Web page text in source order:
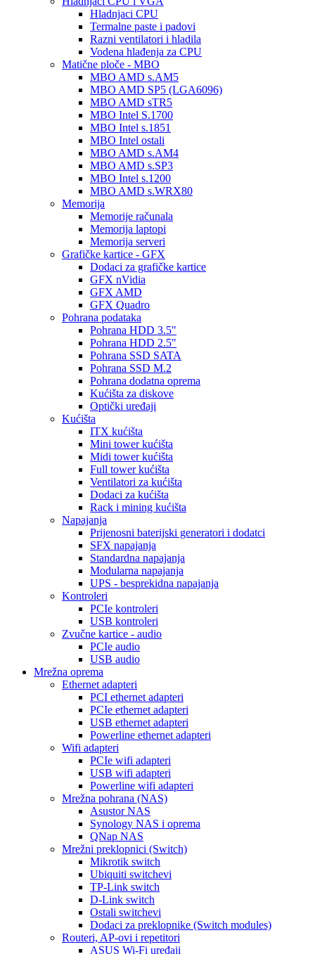
Hladnjaci CPU
Termalne paste i padovi
Razni ventilatori i hladila
Vodena hlađenja za CPU
Matične ploče - MBO
MBO AMD s.AM5
MBO AMD SP5 (LGA6096)
MBO AMD sTR5
MBO Intel S.1700
MBO Intel s.1851
MBO Intel ostali
MBO AMD s.AM4
MBO AMD s.SP3
MBO Intel s.1200
MBO AMD s.WRX80
Memorija
Memorije računala
Memorija laptopi
Memorija serveri
Grafičke kartice - GFX
Dodaci za grafičke kartice
GFX nVidia
GFX AMD
GFX Quadro
Pohrana podataka
Pohrana HDD 3.5"
Pohrana HDD 2.5"
Pohrana SSD SATA
Pohrana SSD M.2
Pohrana dodatna oprema
Kućišta za diskove
Optički uređaji
Kućišta
ITX kućišta
Mini tower kućišta
Midi tower kućišta
Full tower kućišta
Ventilatori za kućišta
Dodaci za kućišta
Rack i mining kućišta
Napajanja
Prijenosni baterijski generatori i dodatci
SFX napajanja
Standardna napajanja
Modularna napajanja
UPS - besprekidna napajanja
Kontroleri
PCIe kontroleri
USB kontroleri
Zvučne kartice - audio
PCIe audio
USB audio
Mrežna oprema
Ethernet adapteri
PCI ethernet adapteri
PCIe ethernet adapteri
USB ethernet adapteri
Powerline ethernet adapteri
Wifi adapteri
PCIe wifi adapteri
USB wifi adapteri
Powerline wifi adapteri
Mrežna pohrana (NAS)
Asustor NAS
Synology NAS i oprema
QNap NAS
Mrežni preklopnici (Switch)
Mikrotik switch
Ubiquiti switchevi
TP-Link switch
D-Link switch
Ostali switchevi
Dodaci za preklopnike (Switch modules)
Routeri, AP-ovi i repetitori
ASUS Wi-Fi uređaji